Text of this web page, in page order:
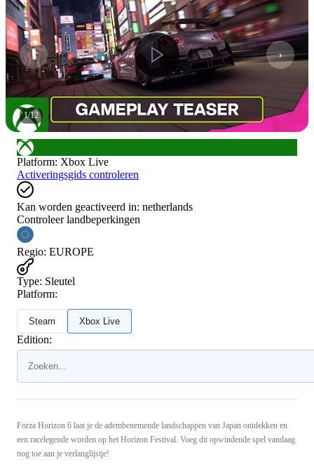
1/12
Platform: Xbox Live
Activeringsgids controleren
Kan worden geactiveerd in: netherlands
Controleer landbeperkingen
Regio: EUROPE
Type: Sleutel
Platform:
Steam Xbox Live
Edition:
Forza Horizon 6 laat je de adembenemende landschappen van Japan ontdekken en
een racelegende worden op het Horizon Festival. Voeg dit opwindende spel vandaag
nog toe aan je verlanglijstje!